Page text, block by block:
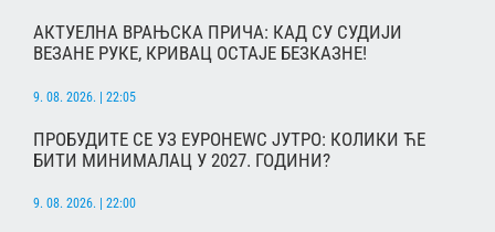
АКТУЕЛНА ВРАЊСКА ПРИЧА: КАД СУ СУДИЈИ
ВЕЗАНЕ РУКЕ, КРИВАЦ ОСТАЈЕ БЕЗКАЗНЕ!
9. 08. 2026. | 22:05
ПРОБУДИТЕ СЕ УЗ ЕУРОНЕWС ЈУТРО: КОЛИКИ ЋЕ
БИТИ МИНИМАЛАЦ У 2027. ГОДИНИ?
9. 08. 2026. | 22:00